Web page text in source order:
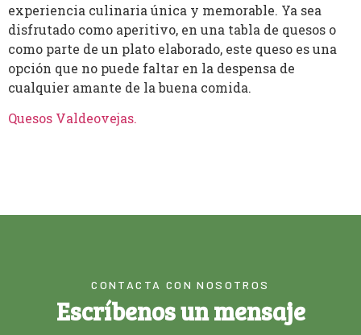
experiencia culinaria única y memorable. Ya sea
disfrutado como aperitivo, en una tabla de quesos o
como parte de un plato elaborado, este queso es una
opción que no puede faltar en la despensa de
cualquier amante de la buena comida.
Quesos Valdeovejas.
CONTACTA CON NOSOTROS
Escríbenos un mensaje